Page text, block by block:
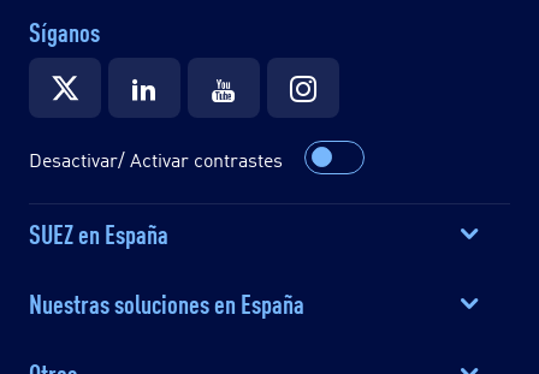
Síganos
Desactivar/ Activar contrastes
SUEZ en España
Nuestras soluciones en España